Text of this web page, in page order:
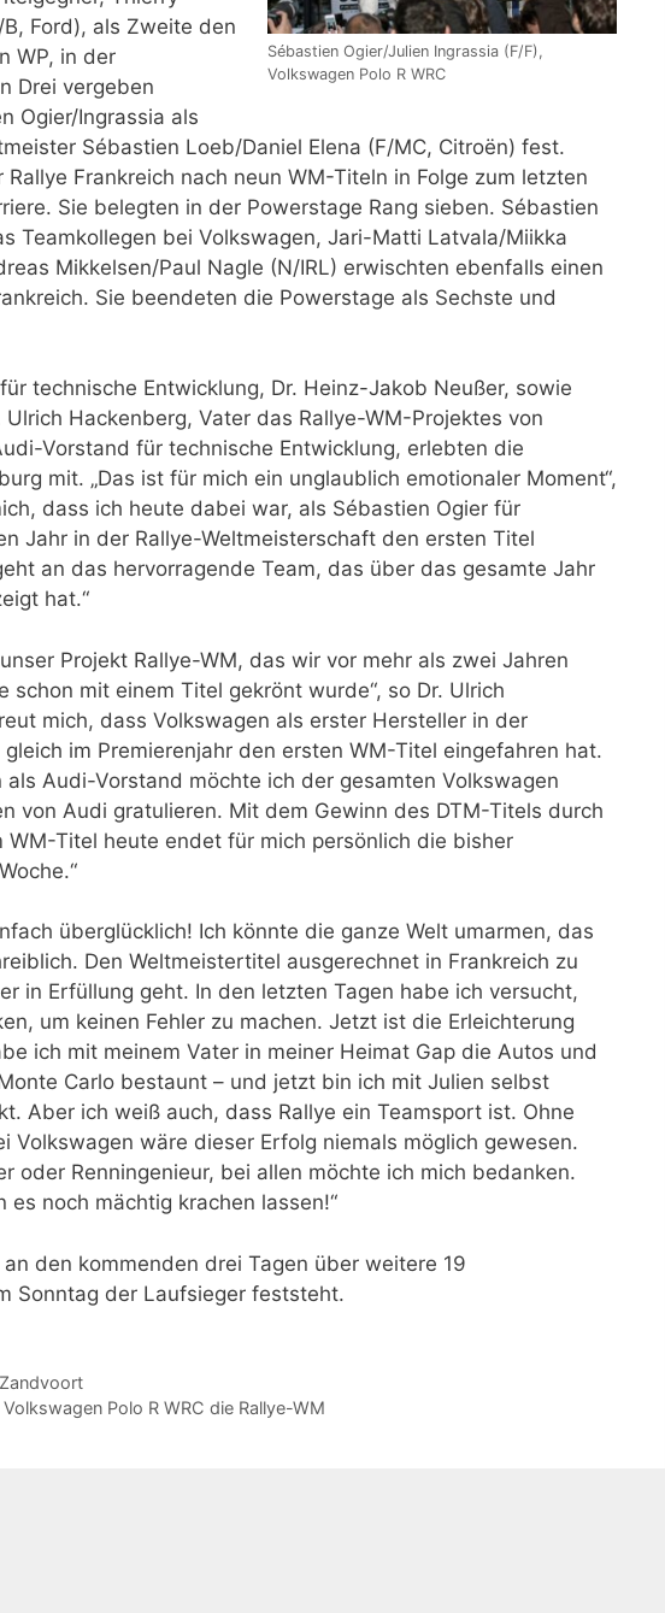
Sébastien Ogier/Julien Ingrassia (F/F),
Volkswagen Polo R WRC
Ford), als Zweite den
WP, in der
Drei vergeben
Ogier/Ingrassia als
Sébastien Loeb/Daniel Elena (F/MC, Citroën) fest.
Frankreich nach neun WM-Titeln in Folge zum letzten
Sie belegten in der Powerstage Rang sieben. Sébastien
Teamkollegen bei Volkswagen, Jari-Matti Latvala/Miikka
Mikkelsen/Paul Nagle (N/IRL) erwischten ebenfalls einen
Sie beendeten die Powerstage als Sechste und
technische Entwicklung, Dr. Heinz-Jakob Neußer, sowie
Hackenberg, Vater das Rallye-WM-Projektes von
Vorstand für technische Entwicklung, erlebten die
mit. „Das ist für mich ein unglaublich emotionaler Moment“,
dass ich heute dabei war, als Sébastien Ogier für
Jahr in der Rallye-Weltmeisterschaft den ersten Titel
an das hervorragende Team, das über das gesamte Jahr
hat.“
Projekt Rallye-WM, das wir vor mehr als zwei Jahren
schon mit einem Titel gekrönt wurde“, so Dr. Ulrich
mich, dass Volkswagen als erster Hersteller in der
im Premierenjahr den ersten WM-Titel eingefahren hat.
als Audi-Vorstand möchte ich der gesamten Volkswagen
von Audi gratulieren. Mit dem Gewinn des DTM-Titels durch
WM-Titel heute endet für mich persönlich die bisher
überglücklich! Ich könnte die ganze Welt umarmen, das
Den Weltmeistertitel ausgerechnet in Frankreich zu
in Erfüllung geht. In den letzten Tagen habe ich versucht,
um keinen Fehler zu machen. Jetzt ist die Erleichterung
ich mit meinem Vater in meiner Heimat Gap die Autos und
Carlo bestaunt – und jetzt bin ich mit Julien selbst
Aber ich weiß auch, dass Rallye ein Teamsport ist. Ohne
Volkswagen wäre dieser Erfolg niemals möglich gewesen.
oder Renningenieur, bei allen möchte ich mich bedanken.
es noch mächtig krachen lassen!“
den kommenden drei Tagen über weitere 19
Sonntag der Laufsieger feststeht.
Polo R WRC die Rallye-WM